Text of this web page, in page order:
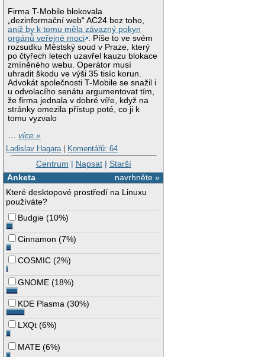
Firma T-Mobile blokovala
„dezinformační web“ AC24 bez toho,
aniž by k tomu měla závazný pokyn
orgánů veřejné moci . Píše to ve svém
rozsudku Městský soud v Praze, který
po čtyřech letech uzavřel kauzu blokace
zmíněného webu. Operátor musí
uhradit škodu ve výši 35 tisíc korun.
Advokát společnosti T-Mobile se snažil i
u odvolacího senátu argumentovat tím,
že firma jednala v dobré víře, když na
stránky omezila přístup poté, co ji k
tomu vyzvalo
…více »
Ladislav Hagara | Komentářů: 64
Centrum | Napsat| Starší
navrhněte »
Anketa
Které desktopové prostředí na Linuxu
používáte?
Budgie (10%)
Cinnamon (7%)
COSMIC (2%)
GNOME (18%)
KDE Plasma (30%)
LXQt (6%)
MATE (6%)